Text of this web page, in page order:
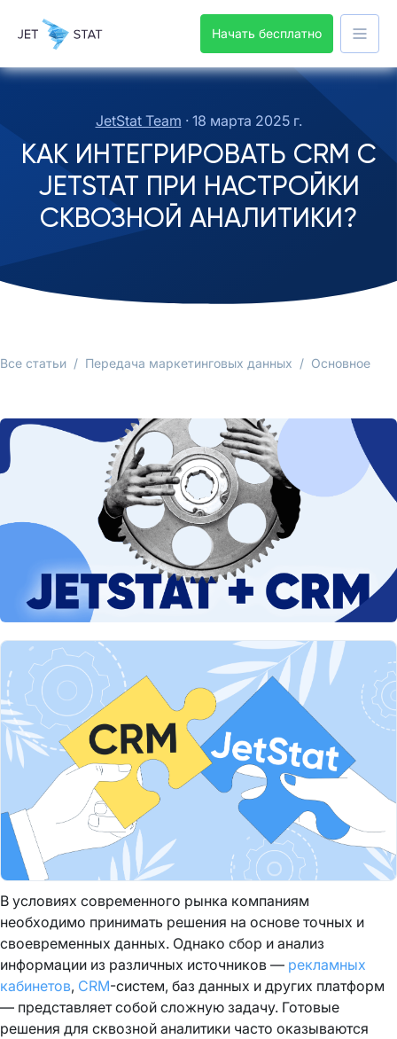
Начать бесплатно
JetStat Team · 18 марта 2025 г.
КАК ИНТЕГРИРОВАТЬ CRM С
JETSTAT ПРИ НАСТРОЙКИ
СКВОЗНОЙ АНАЛИТИКИ?
Все статьи / Передача маркетинговых данных / Основное
В условиях современного рынка компаниям
необходимо принимать решения на основе точных и
своевременных данных. Однако сбор и анализ
информации из различных источников — рекламных
кабинетов, CRM-систем, баз данных и других платформ
— представляет собой сложную задачу. Готовые
решения для сквозной аналитики часто оказываются